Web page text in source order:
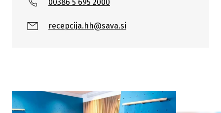
00386 5 695 2000
recepcija.hh@sava.si